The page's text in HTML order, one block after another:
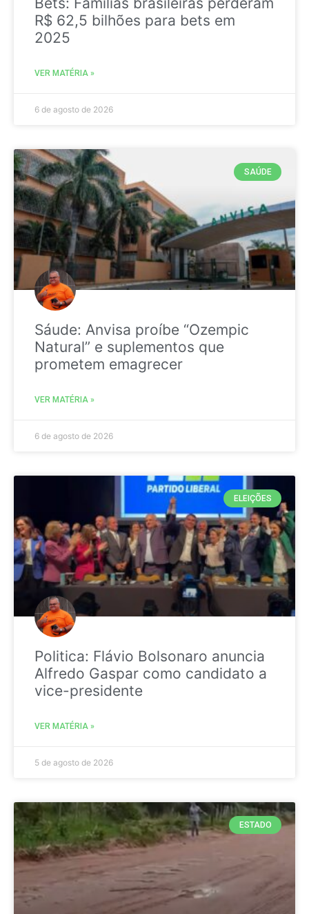
R$ 62,5 bilhões para bets em
2025
VER MATÉRIA »
6 de agosto de 2026
SAÚDE
Sáude: Anvisa proíbe “Ozempic
Natural” e suplementos que
prometem emagrecer
VER MATÉRIA »
6 de agosto de 2026
ELEIÇÕES
Politica: Flávio Bolsonaro anuncia
Alfredo Gaspar como candidato a
vice-presidente
VER MATÉRIA »
5 de agosto de 2026
ESTADO